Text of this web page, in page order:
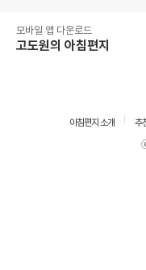
모바일 앱 다운로드
고도원의 아침편지
아침편지 소개 추